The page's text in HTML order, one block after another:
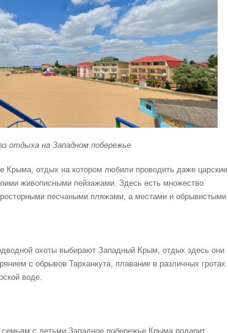
отдыха на Западном побережье
Крыма, отдых на котором любили проводить даже царские
живописными пейзажами. Здесь есть множество
песчаными пляжами, а местами и обрывистыми
охоты выбирают Западный Крым, отдых здесь они
с обрывов Тарханкута, плавание в различных гротах
воде.
с детьми Западное побережье Крыма подарит